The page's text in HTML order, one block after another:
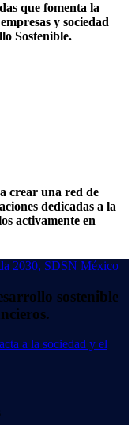
que fomenta la
y sociedad
Sostenible.
crear una red de
dedicadas a la
activamente en
sostenible